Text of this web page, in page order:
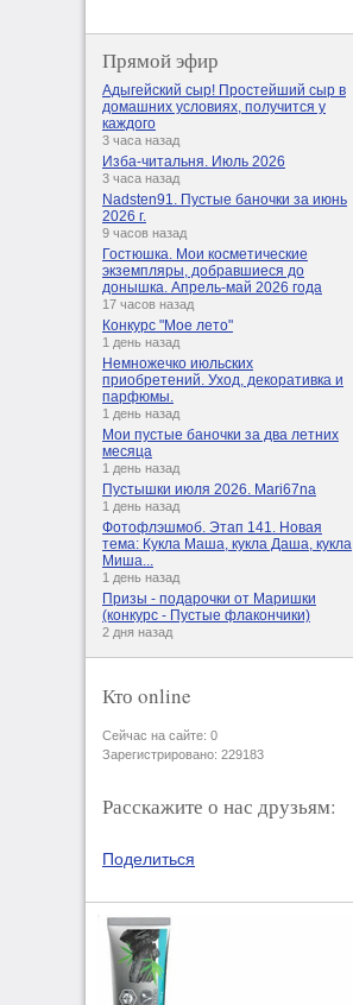
Прямой эфир
Адыгейский сыр! Простейший сыр в
домашних условиях, получится у
каждого
3 часа назад
Изба-читальня. Июль 2026
3 часа назад
Nadsten91. Пустые баночки за июнь
2026 г.
9 часов назад
Гостюшка. Мои косметические
экземпляры, добравшиеся до
донышка. Апрель-май 2026 года
17 часов назад
Конкурс "Мое лето"
1 день назад
Немножечко июльских
приобретений. Уход, декоративка и
парфюмы.
1 день назад
Мои пустые баночки за два летних
месяца
1 день назад
Пустышки июля 2026. Mari67na
1 день назад
Фотофлэшмоб. Этап 141. Новая
тема: Кукла Маша, кукла Даша, кукла
Миша...
1 день назад
Призы - подарочки от Маришки
(конкурс - Пустые флакончики)
2 дня назад
Кто online
Сейчас на сайте: 0
Зарегистрировано: 229183
Расскажите о нас друзьям:
Поделиться